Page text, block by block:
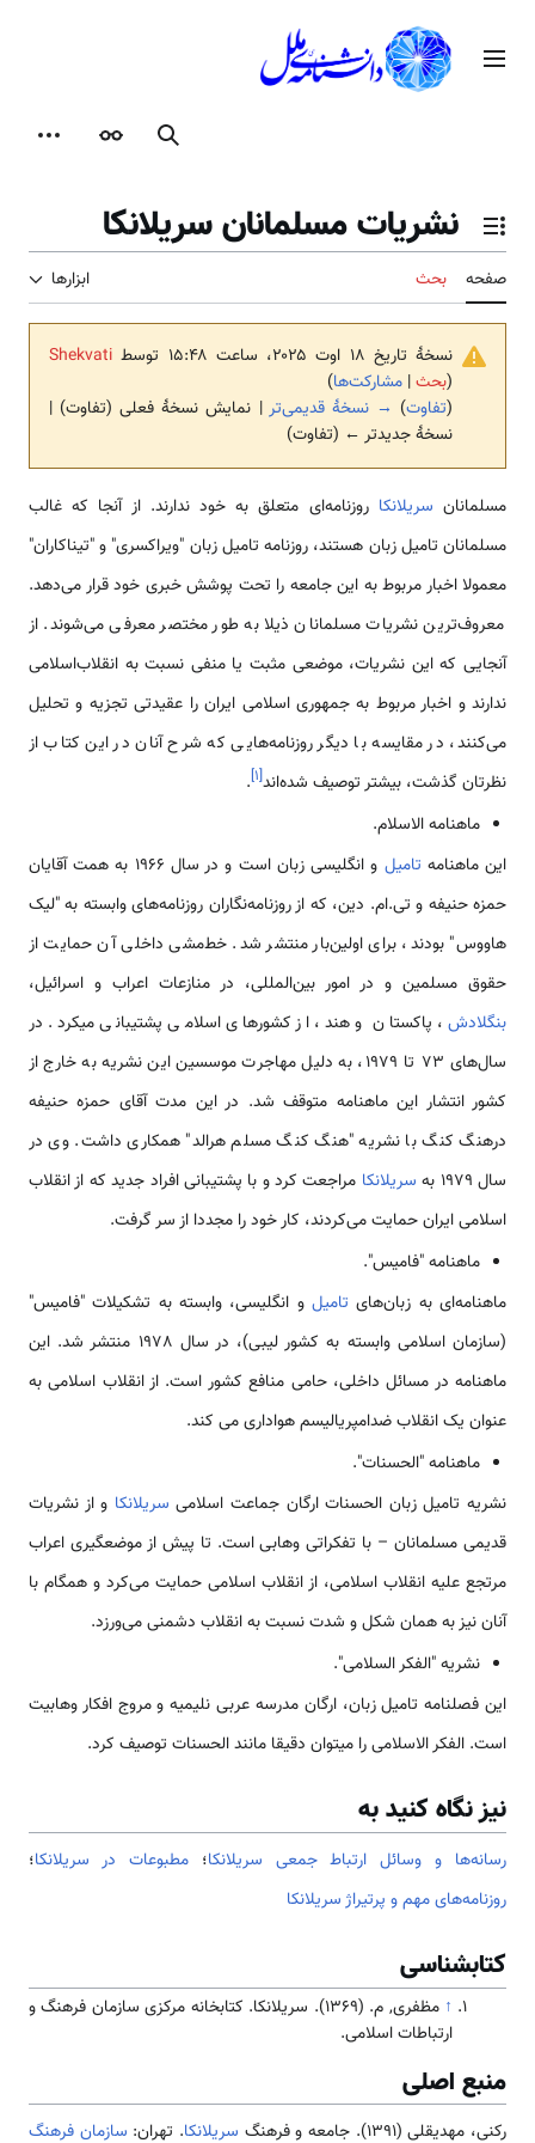
محتوامنوی اصلی
جستجوظاهر
تغییر وضعیت فهرست محتویات
نشریات مسلمانان سریلانکا
صفحه بحث ابزارها
نسخهٔ تاریخ ‏۱۸ اوت ۲۰۲۵، ساعت ۱۵:۴۸ توسط
Shekvati
(بحث| مشارکت‌ها)
(تفاوت) → نسخهٔ قدیمی‌تر | نمایش نسخهٔ فعلی (تفاوت) |
نسخهٔ جدیدتر ← (تفاوت)
مسلمانان سریلانکا روزنامه‌ای متعلق به خود ندارند. از آنجا که غالب
مسلمانان تامیل زبان هستند، روزنامه تامیل زبان "ویراکسری" و "تیناکاران"
معمولا اخبار مربوط به این جامعه را تحت پوشش خبری خود قرار می‌دهد.
معروف‌ترین نشریات مسلمانان ذیلا به طور مختصر معرفی می‌شوند. از
آنجایی که این نشریات، موضعی مثبت یا منفی نسبت به انقلاب‌اسلامی
ندارند و اخبار مربوط به جمهوری اسلامی ایران را عقیدتی تجزیه و تحلیل
می‌کنند، در مقایسه با دیگر روزنامه‌هایی که شرح آنان در این کتاب از
نظرتان گذشت، بیشتر توصیف شده‌اند[۱]
.
ماهنامه الاسلام.
این ماهنامه تامیل
و انگلیسی زبان است و در سال 1966 به همت آقایان
حمزه حنیفه و تی.ام. دین، که از روزنامه‌نگاران روزنامه‌های وابسته به "لیک
هاووس" بودند، برای اولین‌بار منتشر شد. خط‌مشی داخلی آن حمایت از
حقوق مسلمین و در امور بین‌المللی، در منازعات اعراب و اسرائیل،
بنگلادش ، پاکستان و هند، از کشورهای اسلامی پشتیبانی میکرد. در
سال‌های 73 تا 1979، به دلیل مهاجرت موسسین این نشریه به خارج از
کشور انتشار این ماهنامه متوقف شد. در این مدت آقای حمزه حنیفه
درهنگ کنگ با نشریه "هنگ کنگ مسلم هرالد" همکاری داشت. وی در
سال 1979 به
سریلانکا مراجعت کرد و با پشتیبانی افراد جدید که از انقلاب
اسلامی ایران حمایت می‌کردند، کار خود را مجددا از سر گرفت.
ماهنامه "فامیس".
ماهنامه‌ای به زبان‌های تامیل و انگلیسی، وابسته به تشکیلات "فامیس"
(سازمان اسلامی وابسته به کشور لیبی)، در سال 1978 منتشر شد. این
ماهنامه در مسائل داخلی، حامی منافع کشور است. از انقلاب اسلامی به
عنوان یک انقلاب ضد‌امپریالیسم هواداری می کند.
ماهنامه "الحسنات".
نشریه تامیل زبان الحسنات ارگان جماعت اسلامی سریلانکا و از نشریات
قدیمی مسلمانان – با تفکراتی وهابی است. تا پیش از موضعگیری اعراب
مرتجع علیه انقلاب اسلامی، از انقلاب اسلامی حمایت می‌کرد و همگام با
آنان نیز به همان شکل و شدت نسبت به انقلاب دشمنی می‌ورزد.
نشریه "الفکر السلامی".
این فصلنامه تامیل زبان، ارگان مدرسه عربی نلیمیه و مروج افکار وهابیت
است. الفکر الاسلامی را میتوان دقیقا مانند الحسنات توصیف کرد.
نیز نگاه کنید به
رسانه‌ها و وسائل ارتباط جمعی سریلانکا؛مطبوعات در سریلانکا؛
روزنامه‌های مهم و پرتیراژ سریلانکا
کتابشناسی
↑
مظفری, م. (1369). سریلانکا. کتابخانه مرکزی سازمان فرهنگ و
ارتباطات اسلامی.
منبع اصلی
رکنی، مهدیقلی (1391). جامعه و فرهنگ سریلانکا. تهران: سازمان فرهنگ